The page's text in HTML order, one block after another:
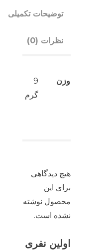
توضیحات تکمیلی
نظرات (0)
وزن
9
گرم
هیچ دیدگاهی
برای این
محصول نوشته
نشده است.
اولین نفری